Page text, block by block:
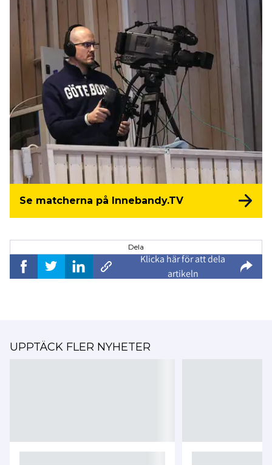
Se matcherna på Innebandy.TV
Dela
Klicka här för att dela
artikeln
UPPTÄCK FLER NYHETER